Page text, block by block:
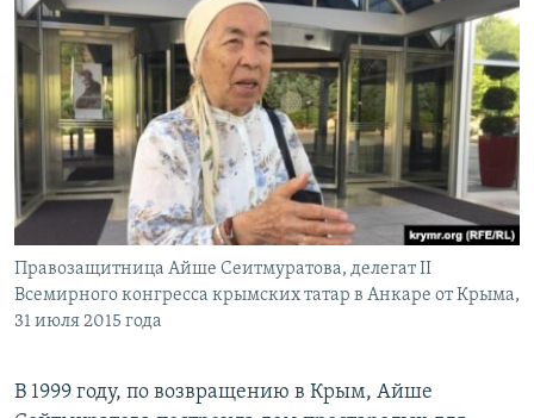
Правозащитница Айше Сеитмуратова, делегат II
Всемирного конгресса крымских татар в Анкаре от Крыма,
31 июля 2015 года
В 1999 году, по возвращению в Крым, Айше